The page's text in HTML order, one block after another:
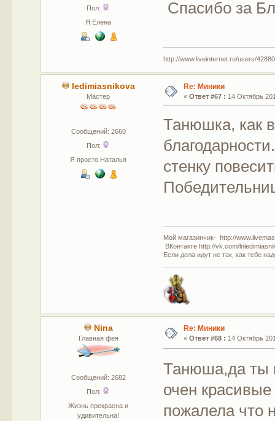
Пол:
Я Елена
Спасибо за
http://www.liveinternet.ru/users/
ledimiasnikova
Мастер
Сообщений: 2660
Пол:
Я просто Наталья
Re: Миники
« Ответ #67 : 14 Октябрь
Танюшка, как
стенку
Мой магазинчик- http://
ВКонтакте http://vk.com/
Если дела идут не так, как тебе
Nina
Главная фея
Сообщений: 2682
Пол:
Жизнь прекрасна и
удивительна!
Re: Миники
« Ответ #68 : 14 Октябрь
Танюша,да ты
очен
пожалела что